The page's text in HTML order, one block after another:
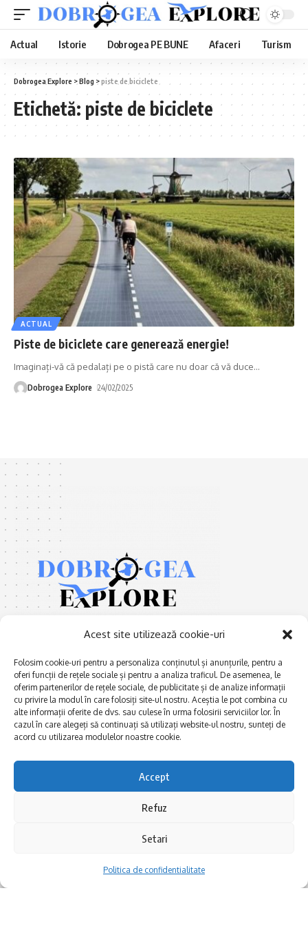
Acest site utilizează cookie-uri
Folosim cookie-uri pentru a personaliza conținutul și anunțurile, pentru a
oferi funcții de rețele sociale și pentru a analiza traficul. De asemenea, le
oferim partenerilor de rețele sociale, de publicitate și de analize informații
cu privire la modul în care folosiți site-ul nostru. Aceștia le pot combina cu
alte informații oferite de dvs. sau culese în urma folosirii serviciilor lor. În
cazul în care alegeți să continuați să utilizați website-ul nostru, sunteți de
acord cu utilizarea modulelor noastre cookie.
Accept
Refuz
Setari
Politica de confidentialitate
Actual Istorie Dobrogea PE BUNE Afaceri Turism
Dobrogea Explore >Blog >piste de biciclete
Etichetă: piste de biciclete
ACTUAL
Piste de biciclete care generează energie!
Imaginați-vă că pedalați pe o pistă care nu doar că vă duce…
Dobrogea Explore 24/02/2025
E xplorăm Dobrogea,
Explorăm valorile locale:
lacuri, cele mai vechi orașe,
multe etnii, CELE MAI
Afaceri și meșteșuguri
Actualitate
Dobrogea PE BUNE
Istorie și civilizaţie